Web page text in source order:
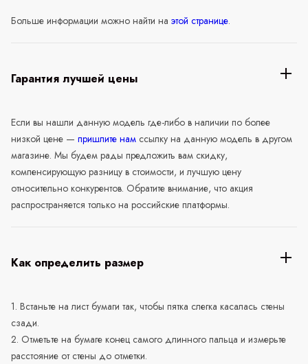
Больше информации можно найти на этой странице.
Гарантия лучшей цены
Если вы нашли данную модель где-либо в наличии по более
низкой цене — пришлите нам ссылку на данную модель в другом
магазине. Мы будем рады предложить вам скидку,
компенсирующую разницу в стоимости, и лучшую цену
относительно конкурентов. Обратите внимание, что акция
распространяется только на российские платформы.
Как определить размер
1. Встаньте на лист бумаги так, чтобы пятка слегка касалась стены
сзади.
2. Отметьте на бумаге конец самого длинного пальца и измерьте
расстояние от стены до отметки.